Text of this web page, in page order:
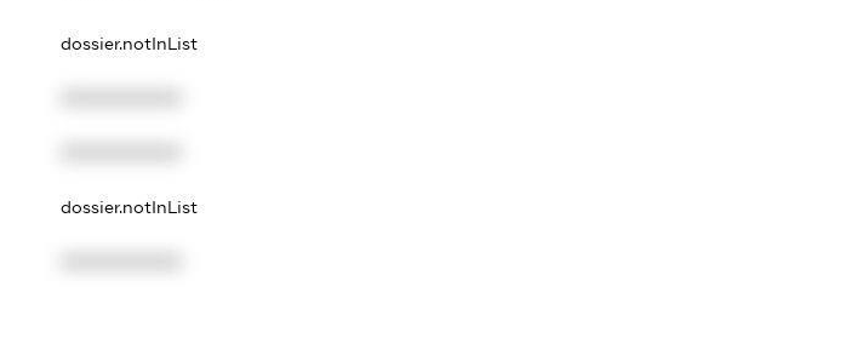
dossier.notInList
dossier.notInList